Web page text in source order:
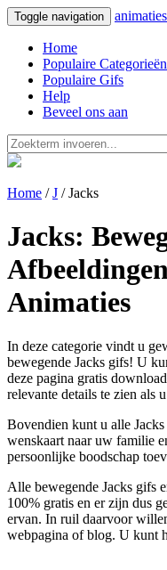
Toggle navigation
Home
Populaire Categorieën
Populaire Gifs
Help
Beveel ons aan
Home /J / Jacks
Jacks:
Animaties
In deze categorie vindt u
bewegende Jacks gifs! U
deze pagina gratis
relevante details te zien als
Bovendien kunt u alle
wenskaart naar uw familie
persoonlijke boodschap
Alle bewegende Jacks gifs
100% gratis en er zijn dus
ervan. In ruil daarvoor
webpagina of blog. U kunt